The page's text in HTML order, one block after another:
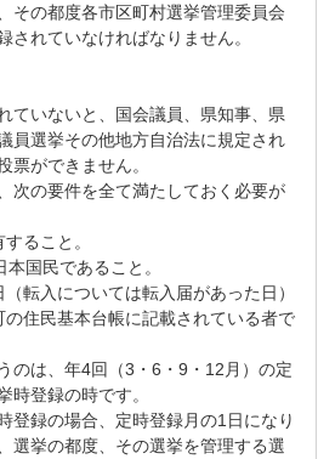
その都度各市区町村選挙管理委員会
されていなければなりません。
ていないと、国会議員、県知事、県
員選挙その他地方自治法に規定され
票ができません。
次の要件を全て満たしておく必要が
ること。
国民であること。
転入については転入届があった日）
住民基本台帳に記載されている者で
のは、年4回（3・6・9・12月）の定
時登録の時です。
登録の場合、定時登録月の1日になり
選挙の都度、その選挙を管理する選